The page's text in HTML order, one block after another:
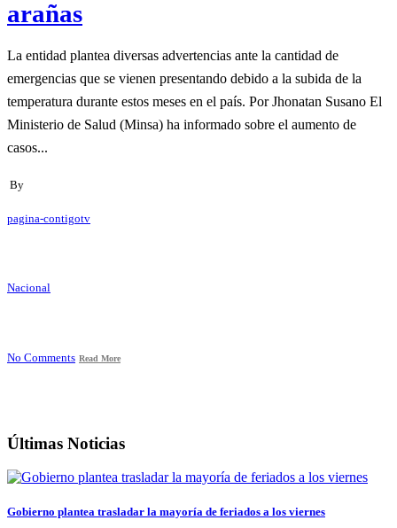
arañas
La entidad plantea diversas advertencias ante la cantidad de
emergencias que se vienen presentando debido a la subida de la
temperatura durante estos meses en el país. Por Jhonatan Susano El
Ministerio de Salud (Minsa) ha informado sobre el aumento de
casos...
By
pagina-contigotv
Nacional
No Comments Read More
Últimas Noticias
Gobierno plantea trasladar la mayoría de feriados a los viernes